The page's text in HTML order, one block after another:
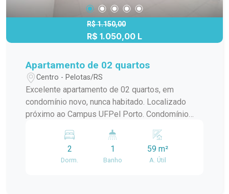
R$ 1.150,00
R$ 1.050,00 L
Apartamento de 02 quartos
Centro - Pelotas/RS
Excelente apartamento de 02 quartos, em
condomínio novo, nunca habitado. Localizado
próximo ao Campus UFPel Porto. Condomínio
câmeras, bombas d`agua, portaria e elevador.
OBS.: Vaga de garagem opcional com valor
adicional de R$250,00.
2
Dorm.
1
Banho
59 m²
A. Útil